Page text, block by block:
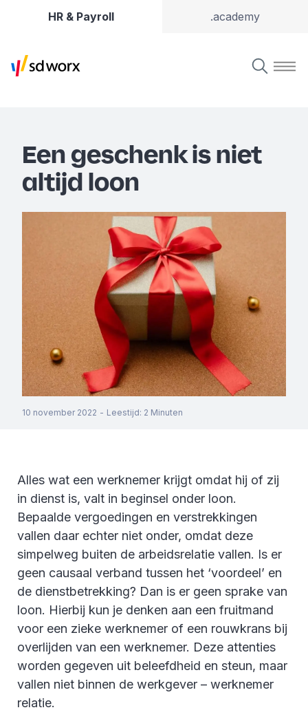
HR & Payroll .academy
Een geschenk is niet
altijd loon
10 november 2022 - Leestijd: 2 Minuten
Alles wat een werknemer krijgt omdat hij of zij
in dienst is, valt in beginsel onder loon.
Bepaalde vergoedingen en verstrekkingen
vallen daar echter niet onder, omdat deze
simpelweg buiten de arbeidsrelatie vallen. Is er
geen causaal verband tussen het ‘voordeel’ en
de dienstbetrekking? Dan is er geen sprake van
loon. Hierbij kun je denken aan een fruitmand
voor een zieke werknemer of een rouwkrans bij
overlijden van een werknemer. Deze attenties
worden gegeven uit beleefdheid en steun, maar
vallen niet binnen de werkgever – werknemer
relatie.